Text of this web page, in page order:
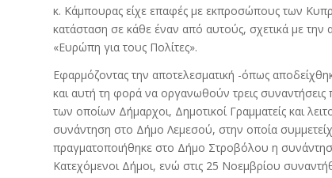
κ. Κάμπουρας είχε επαφές με εκπροσώπους των
κατάσταση σε κάθε έναν από αυτούς, σχετικά με
«Ευρώπη για τους Πολίτες».
Εφαρμόζοντας την αποτελεσματική -όπως
και αυτή τη φορά να οργανωθούν τρεις
των οποίων Δήμαρχοι, Δημοτικοί Γραμματείς και
συνάντηση στο Δήμο Λεμεσού, στην οποία
πραγματοποιήθηκε στο Δήμο Στροβόλου η
Κατεχόμενοι Δήμοι, ενώ στις 25 Νοεμβρίου